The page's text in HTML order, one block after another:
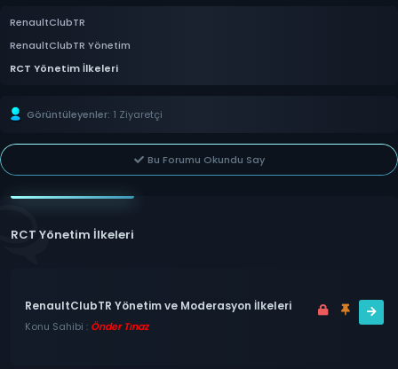
RenaultClubTR
RenaultClubTR Yönetim
RCT Yönetim İlkeleri
Görüntüleyenler: 1 Ziyaretçi
Bu Forumu Okundu Say
RCT Yönetim İlkeleri
RenaultClubTR Yönetim ve Moderasyon İlkeleri
Konu Sahibi : Önder Tınaz